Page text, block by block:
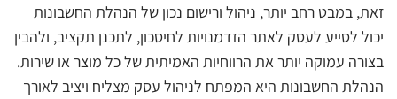
זאת, במבט רחב יותר, ניהול ורישום נכון של הנהלת החשבונות
יכול לסייע לעסק לאתר הזדמנויות לחיסכון, לתכנן תקציב, ולהבין
בצורה עמוקה יותר את הרווחיות האמיתית של כל מוצר או שירות.
הנהלת החשבונות היא המפתח לניהול עסק מצליח ויציב לאורך